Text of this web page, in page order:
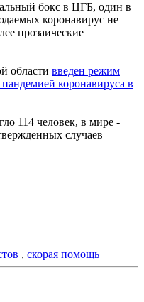
бокс в ЦГБ, один в
коронавирус не
прозаические
области введен режим
коронавируса в
114 человек, в мире -
случаев
, скорая помощь